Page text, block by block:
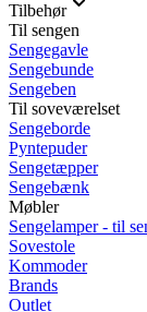
Tilbehør
Til sengen
Sengegavle
Sengebunde
Sengeben
Til soveværelset
Sengeborde
Pyntepuder
Sengetæpper
Sengebænk
Møbler
Sengelamper - til
Sovestole
Kommoder
Brands
Outlet